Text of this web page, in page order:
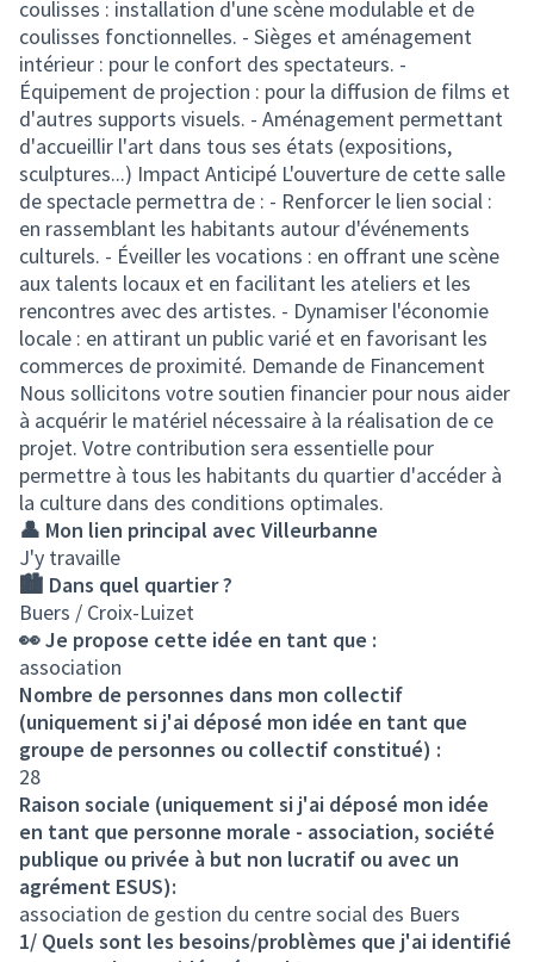
coulisses : installation d'une scène modulable et de
coulisses fonctionnelles. - Sièges et aménagement
intérieur : pour le confort des spectateurs. -
Équipement de projection : pour la diffusion de films et
d'autres supports visuels. - Aménagement permettant
d'accueillir l'art dans tous ses états (expositions,
sculptures...) Impact Anticipé L'ouverture de cette salle
de spectacle permettra de : - Renforcer le lien social :
en rassemblant les habitants autour d'événements
culturels. - Éveiller les vocations : en offrant une scène
aux talents locaux et en facilitant les ateliers et les
rencontres avec des artistes. - Dynamiser l'économie
locale : en attirant un public varié et en favorisant les
commerces de proximité. Demande de Financement
Nous sollicitons votre soutien financier pour nous aider
à acquérir le matériel nécessaire à la réalisation de ce
projet. Votre contribution sera essentielle pour
permettre à tous les habitants du quartier d'accéder à
la culture dans des conditions optimales.
👤 Mon lien principal avec Villeurbanne
J'y travaille
🏙️ Dans quel quartier ?
Buers / Croix-Luizet
👀 Je propose cette idée en tant que :
association
Nombre de personnes dans mon collectif
(uniquement si j'ai déposé mon idée en tant que
groupe de personnes ou collectif constitué) :
28
Raison sociale (uniquement si j'ai déposé mon idée
en tant que personne morale - association, société
publique ou privée à but non lucratif ou avec un
agrément ESUS):
association de gestion du centre social des Buers
1/ Quels sont les besoins/problèmes que j'ai identifié